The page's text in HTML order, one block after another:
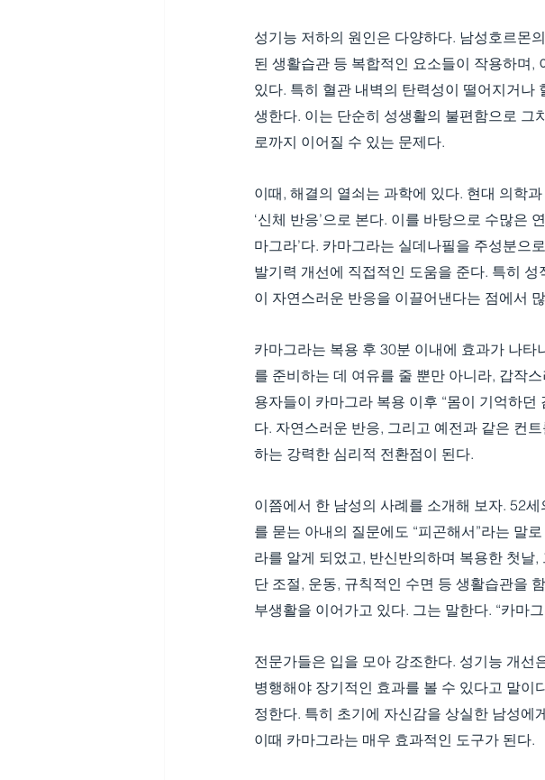
성기능 저하의 원인은 다양하다. 남성호르몬
된 생활습관 등 복합적인 요소들이 작용하며,
있다. 특히 혈관 내벽의 탄력성이 떨어지거
생한다. 이는 단순히 성생활의 불편함으로 그
로까지 이어질 수 있는 문제다.
이때, 해결의 열쇠는 과학에 있다. 현대 의학
‘신체 반응’으로 본다. 이를 바탕으로 수많은
마그라’다. 카마그라는 실데나필을 주성분으
발기력 개선에 직접적인 도움을 준다. 특히
이 자연스러운 반응을 이끌어낸다는 점에서
카마그라는 복용 후 30분 이내에 효과가 나
를 준비하는 데 여유를 줄 뿐만 아니라, 갑작
용자들이 카마그라 복용 이후 “몸이 기억하
다. 자연스러운 반응, 그리고 예전과 같은 컨
하는 강력한 심리적 전환점이 된다.
이쯤에서 한 남성의 사례를 소개해 보자. 52
를 묻는 아내의 질문에도 “피곤해서”라는 말
라를 알게 되었고, 반신반의하며 복용한 첫날
단 조절, 운동, 규칙적인 수면 등 생활습관을
부생활을 이어가고 있다. 그는 말한다. “카마
전문가들은 입을 모아 강조한다. 성기능 개
병행해야 장기적인 효과를 볼 수 있다고 말이
정한다. 특히 초기에 자신감을 상실한 남성에
이때 카마그라는 매우 효과적인 도구가 된다.